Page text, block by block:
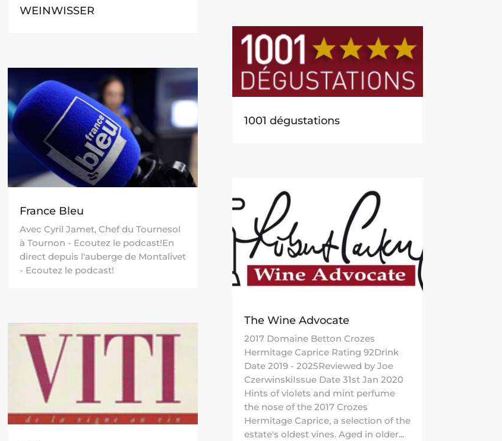
WEINWISSER
France Bleu
Avec Cyril Jamet, Chef du Tournesol
à Tournon - Ecoutez le podcast!En
direct depuis l'auberge de Montalivet
- Ecoutez le podcast!
1001 dégustations
The Wine Advocate
2017 Domaine Betton Crozes
Hermitage Caprice Rating 92Drink
Date 2019 - 2025Reviewed by Joe
CzerwinskiIssue Date 31st Jan 2020
Hints of violets and mint perfume
the nose of the 2017 Crozes
Hermitage Caprice, a selection of the
estate's oldest vines. Aged in older...